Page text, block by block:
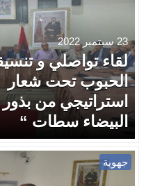
23 سبتمبر 2022
لقاء تواصلي و
الحبوب تحت شعار
استراتيجي من بذور
البيضاء سطات “
جهوية